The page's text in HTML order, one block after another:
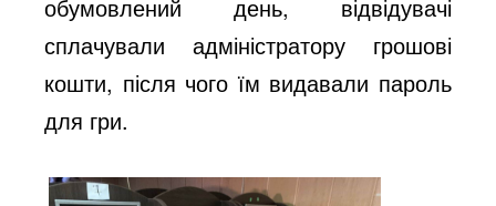
обумовлений день, відвідувачі
сплачували адміністратору грошові
кошти, після чого їм видавали пароль
для гри.